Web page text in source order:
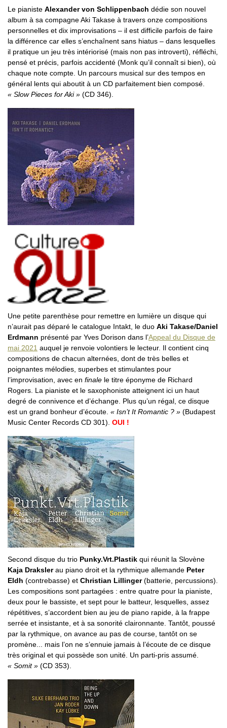
Le pianiste Alexander von Schlippenbach dédie son nouvel
album à sa compagne Aki Takase à travers onze compositions
personnelles et dix improvisations – il est difficile parfois de faire
la différence car elles s’enchaînent sans hiatus – dans lesquelles
il pratique un jeu très intériorisé (mais non pas introverti), réfléchi,
pensé et précis, parfois accidenté (Monk qu’il connaît si bien), où
chaque note compte. Un parcours musical sur des tempos en
général lents qui aboutit à un CD parfaitement bien composé.
« Slow Pieces for Aki » (CD 346).
Une petite parenthèse pour remettre en lumière un disque qui
n’aurait pas déparé le catalogue Intakt, le duo Aki Takase/Daniel
Erdmann présenté par Yves Dorison dans l’Appeal du Disque de
mai 2021 auquel je renvoie volontiers le lecteur. Il contient cinq
compositions de chacun alternées, dont de très belles et
poignantes mélodies, superbes et stimulantes pour
l’improvisation, avec en finale le titre éponyme de Richard
Rogers. La pianiste et le saxophoniste atteignent ici un haut
degré de connivence et d’échange. Plus qu’un régal, ce disque
est un grand bonheur d’écoute. « Isn’t It Romantic ? » (Budapest
Music Center Records CD 301). OUI !
Second disque du trio Punky.Vrt.Plastik qui réunit la Slovène
Kaja Drakslerau piano droit et la rythmique allemande Peter
Eldh (contrebasse) et Christian Lillinger(batterie, percussions).
Les compositions sont partagées : entre quatre pour la pianiste,
deux pour le bassiste, et sept pour le batteur, lesquelles, assez
répétitives, s’accordent bien au jeu de piano rapide, à la frappe
serrée et insistante, et à sa sonorité claironnante. Tantôt, poussé
par la rythmique, on avance au pas de course, tantôt on se
promène... mais l’on ne s’ennuie jamais à l’écoute de ce disque
très original et qui possède son unité. Un parti-pris assumé.
« Somit » (CD 353).